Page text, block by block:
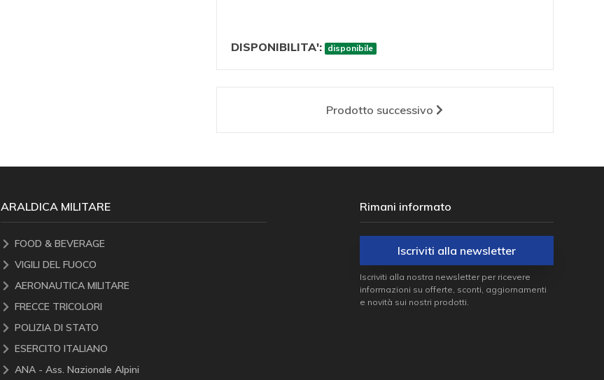
DISPONIBILITA': disponibile
Prodotto successivo
ARALDICA MILITARE
FOOD & BEVERAGE
VIGILI DEL FUOCO
AERONAUTICA MILITARE
FRECCE TRICOLORI
POLIZIA DI STATO
ESERCITO ITALIANO
ANA - Ass. Nazionale Alpini
Rimani informato
Iscriviti alla newsletter
Iscriviti alla nostra newsletter per ricevere
informazioni su offerte, sconti, aggiornamenti
e novità sui nostri prodotti.